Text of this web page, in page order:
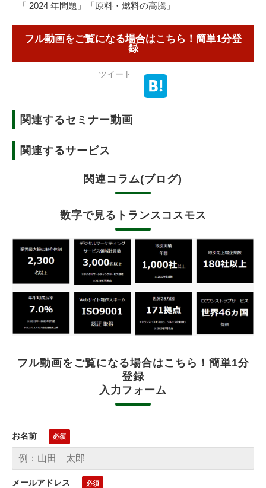
「 2024 年問題」「原料・燃料の高騰」
フル動画をご覧になる場合はこちら！簡単1分登
録
ツイート
関連するセミナー動画
関連するサービス
関連コラム(ブログ)
数字で見るトランスコスモス
フル動画をご覧になる場合はこちら！簡単1分
登録
入力フォーム
お名前
メールアドレス